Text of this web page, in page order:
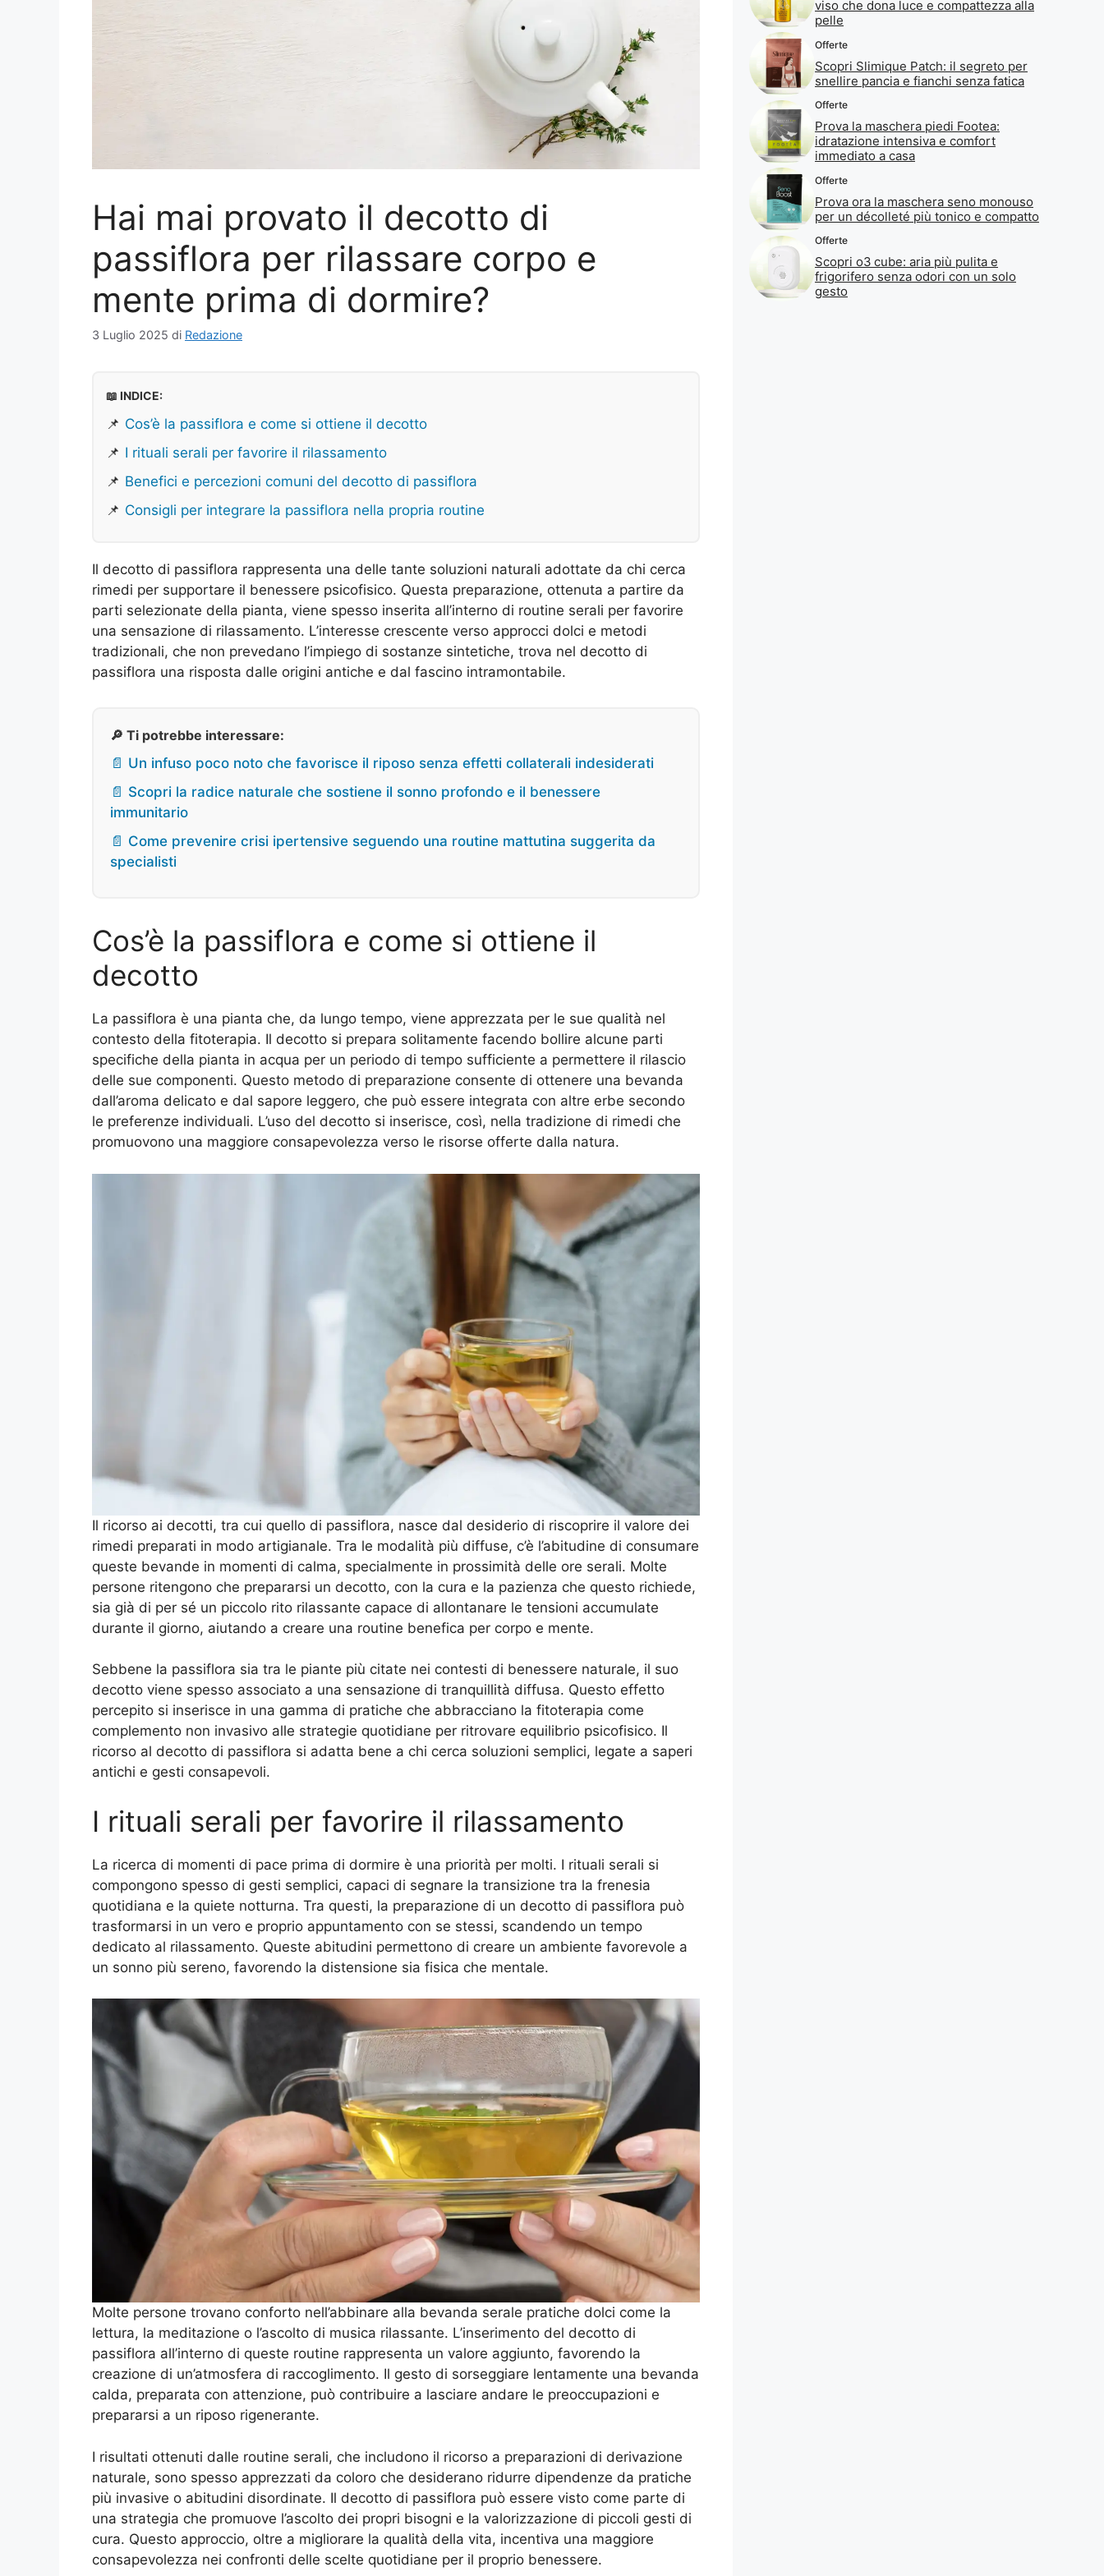
Hai mai provato il decotto di
passiflora per rilassare corpo e
mente prima di dormire?
3 Luglio 2025 di Redazione
📖 INDICE:
📌 Cos’è la passiflora e come si ottiene il decotto
📌 I rituali serali per favorire il rilassamento
📌 Benefici e percezioni comuni del decotto di passiflora
📌 Consigli per integrare la passiflora nella propria routine
Il decotto di passiflora rappresenta una delle tante soluzioni naturali adottate da chi cerca
rimedi per supportare il benessere psicofisico. Questa preparazione, ottenuta a partire da
parti selezionate della pianta, viene spesso inserita all’interno di routine serali per favorire
una sensazione di rilassamento. L’interesse crescente verso approcci dolci e metodi
tradizionali, che non prevedano l’impiego di sostanze sintetiche, trova nel decotto di
passiflora una risposta dalle origini antiche e dal fascino intramontabile.
🔎 Ti potrebbe interessare:
📄 Un infuso poco noto che favorisce il riposo senza effetti collaterali indesiderati
📄 Scopri la radice naturale che sostiene il sonno profondo e il benessere
immunitario
📄 Come prevenire crisi ipertensive seguendo una routine mattutina suggerita da
specialisti
Cos’è la passiflora e come si ottiene il
decotto
La passiflora è una pianta che, da lungo tempo, viene apprezzata per le sue qualità nel
contesto della fitoterapia. Il decotto si prepara solitamente facendo bollire alcune parti
specifiche della pianta in acqua per un periodo di tempo sufficiente a permettere il rilascio
delle sue componenti. Questo metodo di preparazione consente di ottenere una bevanda
dall’aroma delicato e dal sapore leggero, che può essere integrata con altre erbe secondo
le preferenze individuali. L’uso del decotto si inserisce, così, nella tradizione di rimedi che
promuovono una maggiore consapevolezza verso le risorse offerte dalla natura.
Il ricorso ai decotti, tra cui quello di passiflora, nasce dal desiderio di riscoprire il valore dei
rimedi preparati in modo artigianale. Tra le modalità più diffuse, c’è l’abitudine di consumare
queste bevande in momenti di calma, specialmente in prossimità delle ore serali. Molte
persone ritengono che prepararsi un decotto, con la cura e la pazienza che questo richiede,
sia già di per sé un piccolo rito rilassante capace di allontanare le tensioni accumulate
durante il giorno, aiutando a creare una routine benefica per corpo e mente.
Sebbene la passiflora sia tra le piante più citate nei contesti di benessere naturale, il suo
decotto viene spesso associato a una sensazione di tranquillità diffusa. Questo effetto
percepito si inserisce in una gamma di pratiche che abbracciano la fitoterapia come
complemento non invasivo alle strategie quotidiane per ritrovare equilibrio psicofisico. Il
ricorso al decotto di passiflora si adatta bene a chi cerca soluzioni semplici, legate a saperi
antichi e gesti consapevoli.
I rituali serali per favorire il rilassamento
La ricerca di momenti di pace prima di dormire è una priorità per molti. I rituali serali si
compongono spesso di gesti semplici, capaci di segnare la transizione tra la frenesia
quotidiana e la quiete notturna. Tra questi, la preparazione di un decotto di passiflora può
trasformarsi in un vero e proprio appuntamento con se stessi, scandendo un tempo
dedicato al rilassamento. Queste abitudini permettono di creare un ambiente favorevole a
un sonno più sereno, favorendo la distensione sia fisica che mentale.
Molte persone trovano conforto nell’abbinare alla bevanda serale pratiche dolci come la
lettura, la meditazione o l’ascolto di musica rilassante. L’inserimento del decotto di
passiflora all’interno di queste routine rappresenta un valore aggiunto, favorendo la
creazione di un’atmosfera di raccoglimento. Il gesto di sorseggiare lentamente una bevanda
calda, preparata con attenzione, può contribuire a lasciare andare le preoccupazioni e
prepararsi a un riposo rigenerante.
I risultati ottenuti dalle routine serali, che includono il ricorso a preparazioni di derivazione
naturale, sono spesso apprezzati da coloro che desiderano ridurre dipendenze da pratiche
più invasive o abitudini disordinate. Il decotto di passiflora può essere visto come parte di
una strategia che promuove l’ascolto dei propri bisogni e la valorizzazione di piccoli gesti di
cura. Questo approccio, oltre a migliorare la qualità della vita, incentiva una maggiore
consapevolezza nei confronti delle scelte quotidiane per il proprio benessere.
viso che dona luce e compattezza alla
pelle
Offerte
Scopri Slimique Patch: il segreto per
snellire pancia e fianchi senza fatica
Offerte
Prova la maschera piedi Footea:
idratazione intensiva e comfort
immediato a casa
Offerte
Prova ora la maschera seno monouso
per un décolleté più tonico e compatto
Offerte
Scopri o3 cube: aria più pulita e
frigorifero senza odori con un solo
gesto